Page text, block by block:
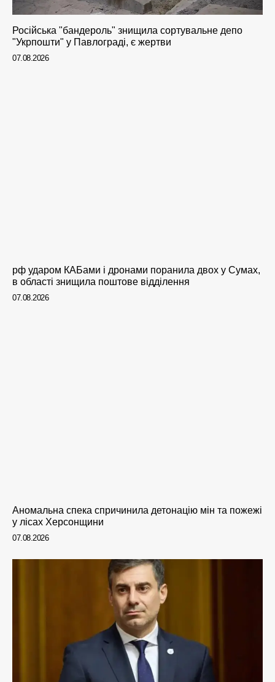
Російська "бандероль" знищила сортувальне депо
"Укрпошти" у Павлограді, є жертви
07.08.2026
рф ударом КАБами і дронами поранила двох у Сумах,
в області знищила поштове відділення
07.08.2026
Аномальна спека спричинила детонацію мін та пожежі
у лісах Херсонщини
07.08.2026